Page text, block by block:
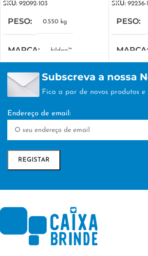
SKU: 92092-103
PESO 0.550 kg
MARCA hi!dea™
MEDIDA COMBINADA
EMBALAGEM nan
TÉCNICA DE
PERSONALIZAÇÃO
SKU: 92236-
PESO
MARCA
Subscreva a nossa
Fica a par de novos produtos e
Endereço de email: